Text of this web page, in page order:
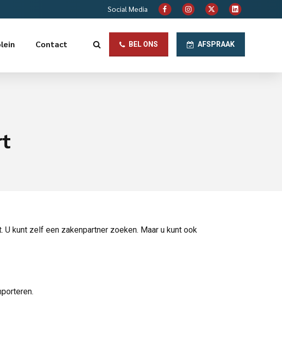
Social Media
BEL ONS AFSPRAAK
Contact
kunt zelf een zakenpartner zoeken. Maar u kunt ook